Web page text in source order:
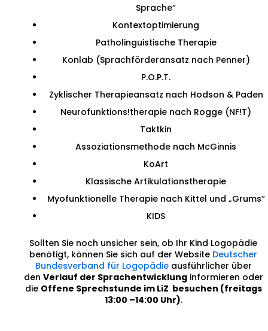
Sprache“
Kontextoptimierung
Patholinguistische Therapie
Konlab (Sprachförderansatz nach Penner)
P.O.P.T.
Zyklischer Therapieansatz nach Hodson & Paden
Neurofunktions!therapie nach Rogge (NF!T)
Taktkin
Assoziationsmethode nach McGinnis
KoArt
Klassische Artikulationstherapie
Myofunktionelle Therapie nach Kittel und „Grums“
KIDS
Sollten Sie noch unsicher sein, ob Ihr Kind Logopädie
benötigt, können Sie sich auf der Website Deutscher
Bundesverband für Logopädieausführlicher über
den Verlauf der Sprachentwicklunginformieren oder
die Offene Sprechstunde im LiZ besuchen (freitags
13:00 –14:00 Uhr).